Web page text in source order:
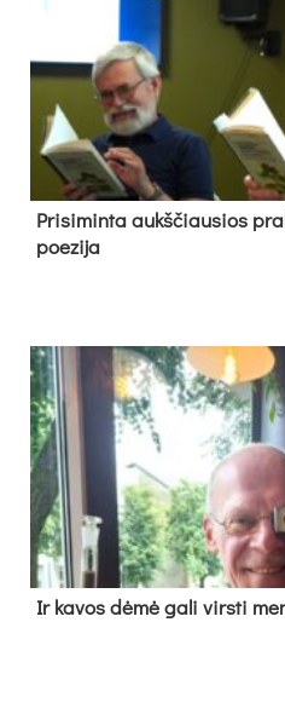
Pri­si­min­ta aukš­čiau­sios
poe­zi­ja
Ir ka­vos dė­mė ga­li virs­ti